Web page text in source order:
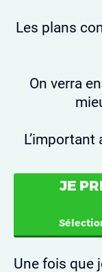
Les plans
On verra
L’important
JE
Une fois que